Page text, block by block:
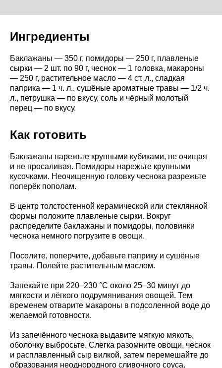
Ингредиенты
Баклажаны — 350 г, помидоры — 250 г, плавленые
сырки — 2 шт. по 90 г, чеснок — 1 головка, макароны
— 250 г, растительное масло — 4 ст. л., сладкая
паприка — 1 ч. л., сушёные ароматные травы — 1/2 ч.
л., петрушка — по вкусу, соль и чёрный молотый
перец — по вкусу.
Как готовить
Баклажаны нарежьте крупными кубиками, не очищая
и не просаливая. Помидоры нарежьте крупными
кусочками. Неочищенную головку чеснока разрежьте
поперёк пополам.
В центр толстостенной керамической или стеклянной
формы положите плавленые сырки. Вокруг
распределите баклажаны и помидоры, половинки
чеснока немного погрузите в овощи.
Посолите, поперчите, добавьте паприку и сушёные
травы. Полейте растительным маслом.
Запекайте при 220–230 °C около 25–30 минут до
мягкости и лёгкого подрумянивания овощей. Тем
временем отварите макароны в подсоленной воде до
желаемой готовности.
Из запечённого чеснока выдавите мягкую мякоть,
оболочку выбросьте. Слегка разомните овощи, чеснок
и расплавленный сыр вилкой, затем перемешайте до
образования неоднородного сливочного соуса.